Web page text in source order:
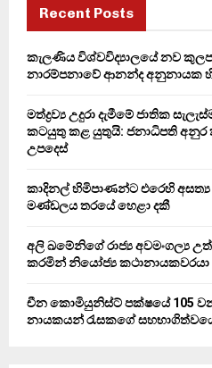
f
r
Recent Posts
කැලණිය විශ්වවිද්‍යාලයේ නව
නාරම්පනාවේ ආනන්ද අනුනායක
මත්ද්‍රව්‍ය උදුරා දැමීමේ ජාතික
කටයුතු කළ යුතුයි: ජනාධිපති අනුර
උපදෙස්
කාදිනල් හිමිපාණන්ට එරෙහි අසත්‍ය
මණ්ඩලය තරයේ හෙළා දකී
අලි ඛමේනිගේ රාජ්‍ය අවමංගල්‍ය
කරමින් නියෝජ්‍ය කථානායකවරයා
චීන කොමියුනිස්ට් පක්ෂයේ 105
නායකයන් රැසකගේ